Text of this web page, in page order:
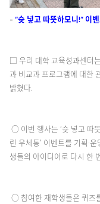
- “슛 넣고 따뜻하모니!” 이
□ 우리 대학 교육성과센터
과 비교과 프로그램에 대한
밝혔다.
○ 이번 행사는 ‘슛 넣고 따
린 우체통’ 이벤트를 기획·
생들의 아이디어로 다시 한
○ 참여한 재학생들은 퀴즈